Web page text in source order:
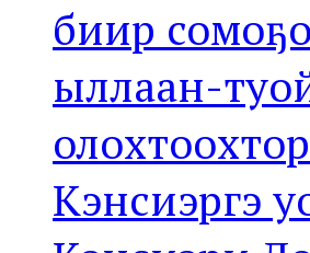
биир
ыллаан-
Кэнсиэргэ